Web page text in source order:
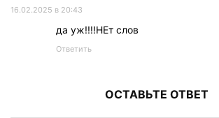
16.02.2025 в 20:43
да уж!!!!НЕт слов
Ответить
ОСТАВЬТЕ ОТВЕТ